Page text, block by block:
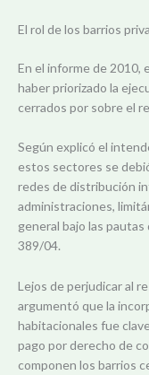
El rol de los barrios
En el informe de 2010,
haber priorizado la
cerrados por sobre el
Según explicó el
estos sectores se
redes de distribución
administraciones,
general bajo las
389/04.
Lejos de perjudicar al
argumentó que la
habitacionales fue
pago por derecho de
componen los barrios